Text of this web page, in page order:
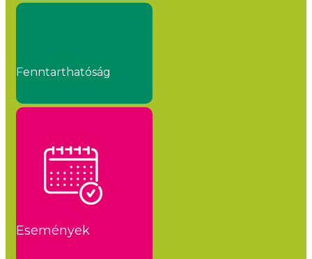
Fenntarthatóság
Események